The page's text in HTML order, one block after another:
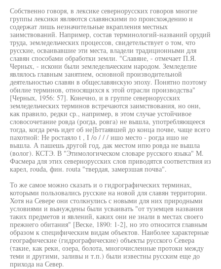
Собственно говоря, в лексике севернорусских говоров многие
группы лексики являются славянскими по происхождению и
содержат лишь незначительные вкрапления местных
заимствований. Например, состав терминологий-названий орудий
труда, земледельческих процессов, свидетельствует о том, что
русские, осваивавшие эти места, владели традиционными для
славян способами обработки земли. "Славяне, - отмечает П.Я.
Черных, - искони были земледельческим народом. Земледелие
являлось главным занятием, основной производительной
деятельностью славян в общеславянскую эпоху. Понятно поэтому
обилие терминов, относящихся к этой отрасли производства"
[Черных, 1956: 57]. Конечно, и в группе севернорусских
земледельческих терминов встречаются заимствования, но они,
как правило, редки ср., например, в этом случае устойчивое
словосочетание ровда (рогда, ровга) не вышла, употребляющееся
тогда, когда речь идет об не]Ьттаявшей до конца почве, чаще всего
пахотной: Не ростаяло t , I /о / / / ишо место - рогда ишо не
вышла. А пашешь другой год, дак местом ипю ровда не вышла
(волог). КСТЭ. В "Этимологическом словаре русского языка" М.
Фасмера для этих севернорусских слов приводятся соответствия из
карел, rouda, фин. routa "твердая, замерзшая почва".
То же самое можно сказать и о гидрографических терминах,
которыми пользовались русские на новой для славян территории.
Хотя на Севере они столкнулись с новыми для них природными
условиями и вынуждены были усваивать "от туземцев названия
таких предметов и явлений, каких они не знали в местах своего
прежнего обитания" [Веске, 1890: 1-2], но это относится главным
образом к специфическим видам объектов. Наиболее характерные
географические (гидрографические) объекты русского Севера
(такие, как реки, озера, болота, многочисленные протоки между
теми и другими, заливы и т.п.) были известны русским еще до
прихода на Север.